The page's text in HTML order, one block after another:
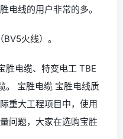
电线的用户非常的多。
火线）。
胜电缆、特变电工 TBE
。 宝胜电缆 宝胜电线质
重大工程项目中，使用
问题，大家在选购宝胜